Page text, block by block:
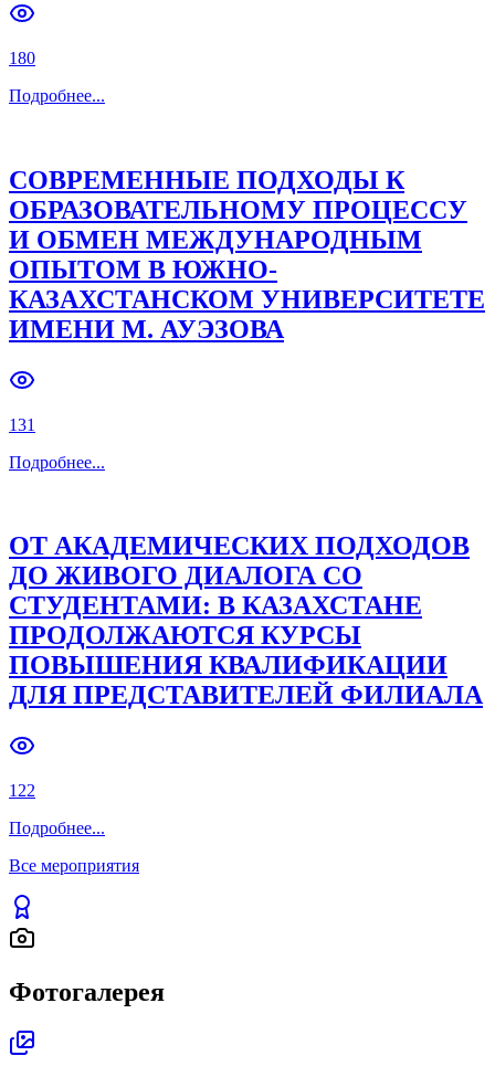
Previous slide Next slide
180
Подробнее...
СОВРЕМЕННЫЕ ПОДХОДЫ К
ОБРАЗОВАТЕЛЬНОМУ ПРОЦЕССУ
И ОБМЕН МЕЖДУНАРОДНЫМ
ОПЫТОМ В ЮЖНО-
КАЗАХСТАНСКОМ УНИВЕРСИТЕТЕ
ИМЕНИ М. АУЭЗОВА
131
Подробнее...
ОТ АКАДЕМИЧЕСКИХ ПОДХОДОВ
ДО ЖИВОГО ДИАЛОГА СО
СТУДЕНТАМИ: В КАЗАХСТАНЕ
ПРОДОЛЖАЮТСЯ КУРСЫ
ПОВЫШЕНИЯ КВАЛИФИКАЦИИ
ДЛЯ ПРЕДСТАВИТЕЛЕЙ ФИЛИАЛА
122
Подробнее...
Все мероприятия
Фотогалерея